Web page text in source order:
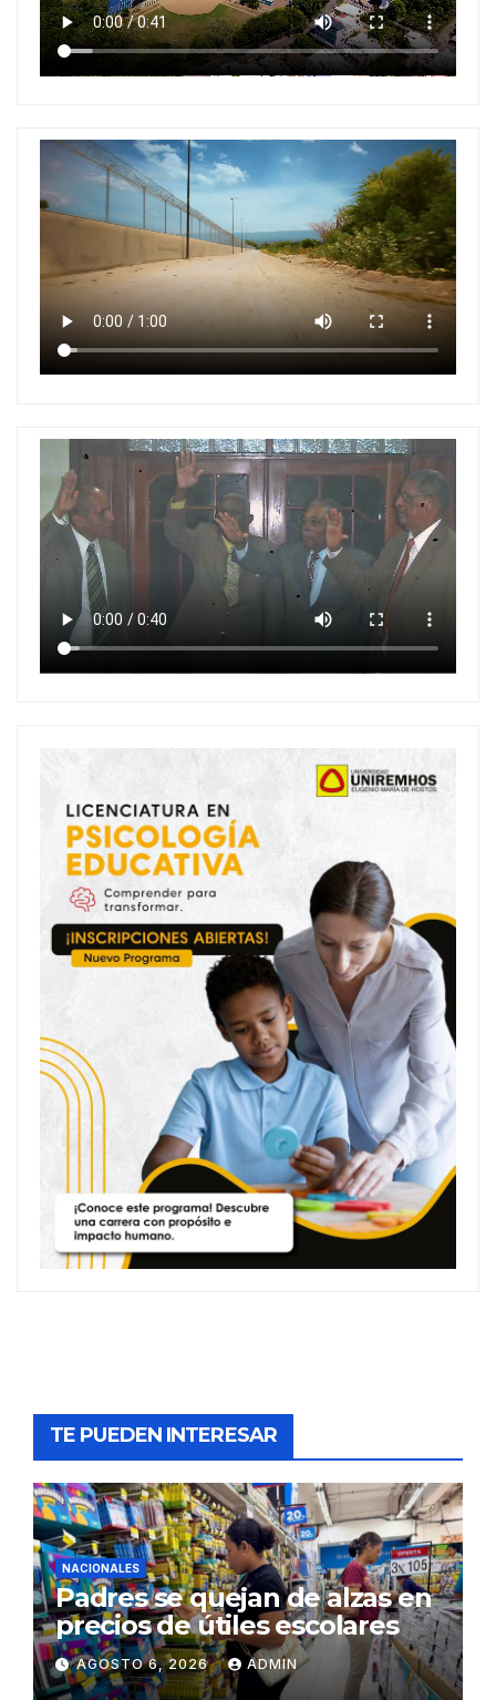
TE PUEDEN INTERESAR
NACIONALES
Padres se quejan de alzas en
precios de útiles escolares
AGOSTO 6, 2026 ADMIN